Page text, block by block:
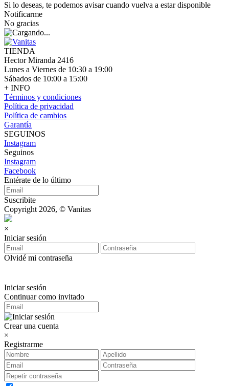
Si lo deseas, te podemos avisar cuando vuelva a estar disponible
Notificarme
No gracias
TIENDA
Hector Miranda 2416
Lunes a Viernes de 10:30 a 19:00
Sábados de 10:00 a 15:00
+ INFO
Términos y condiciones
Política de privacidad
Política de cambios
Garantía
SEGUINOS
Instagram
Seguinos
Instagram
Facebook
Entérate de lo último
Suscribite
Copyright 2026, © Vanitas
×
Iniciar sesión
Olvidé mi contraseña
Iniciar sesión
Continuar como invitado
Crear una cuenta
×
Registrarme